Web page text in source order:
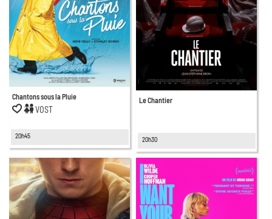
Chantons sous la Pluie
VOST
20h45
Le Chantier
20h30